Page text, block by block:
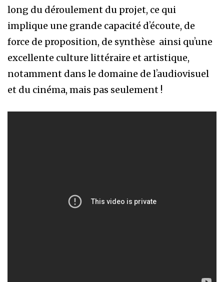
long du déroulement du projet, ce qui
implique une grande capacité dʼécoute, de
force de proposition, de synthèse ainsi quʼune
excellente culture littéraire et artistique,
notamment dans le domaine de lʼaudiovisuel
et du cinéma, mais pas seulement !